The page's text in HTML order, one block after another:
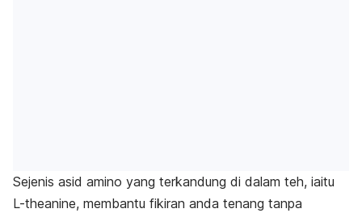
Sejenis asid amino yang terkandung di dalam teh, iaitu
L-theanine, membantu fikiran anda tenang tanpa